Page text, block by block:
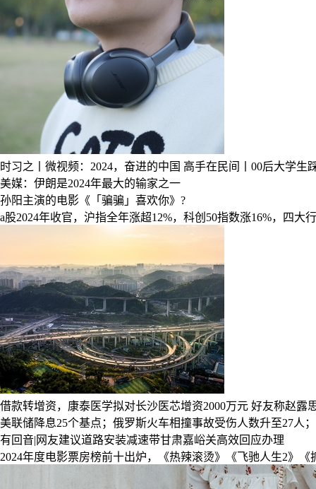
时习之丨微视频：2024，奋进的中国 高手在民间丨00后大学生
美媒：伊朗是2024年最大的输家之一
孙阳主演的电影《「骗骗」喜欢你》?
a股2024年收官，沪指全年涨超12%，科创50指数涨16%，四大
借款转增资，康泰医学拟对长沙医芯增资2000万元 好友称赵露
美联储降息25个基点；俄罗斯火车相撞事故受伤人数升至27人
有回音|网友建议道路安装减速带甘肃嘉峪关高效回应办理
2024年度电影票房榜前十出炉，《热辣滚烫》《飞驰人生2》